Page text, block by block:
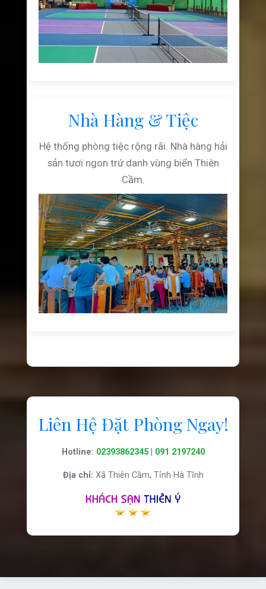
Nhà Hàng & Tiệc
Hệ thống phòng tiệc rộng rãi. Nhà hàng hải
sản tươi ngon trứ danh vùng biển Thiên
Cầm.
Liên Hệ Đặt Phòng Ngay!
Hotline: 02393862345| 091 2197240
Địa chỉ: Xã Thiên Cầm, Tỉnh Hà Tĩnh